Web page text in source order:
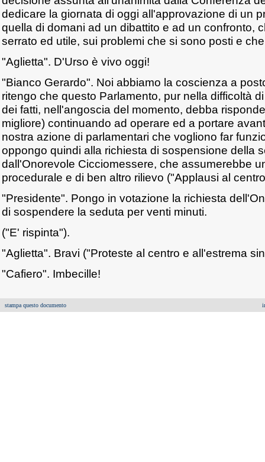
dedicare la giornata di oggi all'approvazione di un
quella di domani ad un dibattito e ad un confronto,
serrato ed utile, sui problemi che si sono posti e
"Aglietta". D'Urso è vivo oggi!
"Bianco Gerardo". Noi abbiamo la coscienza a
ritengo che questo Parlamento, pur nella difficoltà
dei fatti, nell'angoscia del momento, debba
migliore) continuando ad operare ed a portare
nostra azione di parlamentari che vogliono far
oppongo quindi alla richiesta di sospensione della
dall'Onorevole Cicciomessere, che assumerebbe
procedurale e di ben altro rilievo ("Applausi al
"Presidente". Pongo in votazione la richiesta
di sospendere la seduta per venti minuti.
("E' rispinta").
"Aglietta". Bravi ("Proteste al centro e all'estrema
"Cafiero". Imbecille!
stampa questo documento